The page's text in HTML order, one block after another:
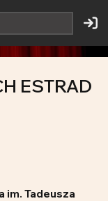
ESTRAD
im. Tadeusza